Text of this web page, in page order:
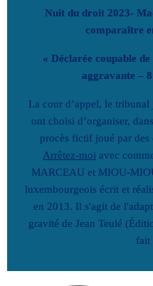
Nuit du droit 2023-
comparaître
« Déclarée coupable
aggravante –
La cour d’appel, le
ont choisi d’organiser,
procès fictif joué par
Arrêtez-moi avec
MARCEAU et MIOU-
luxembourgeois écrit et
en 2013. Il s'agit de
gravité de Jean Teulé
fait